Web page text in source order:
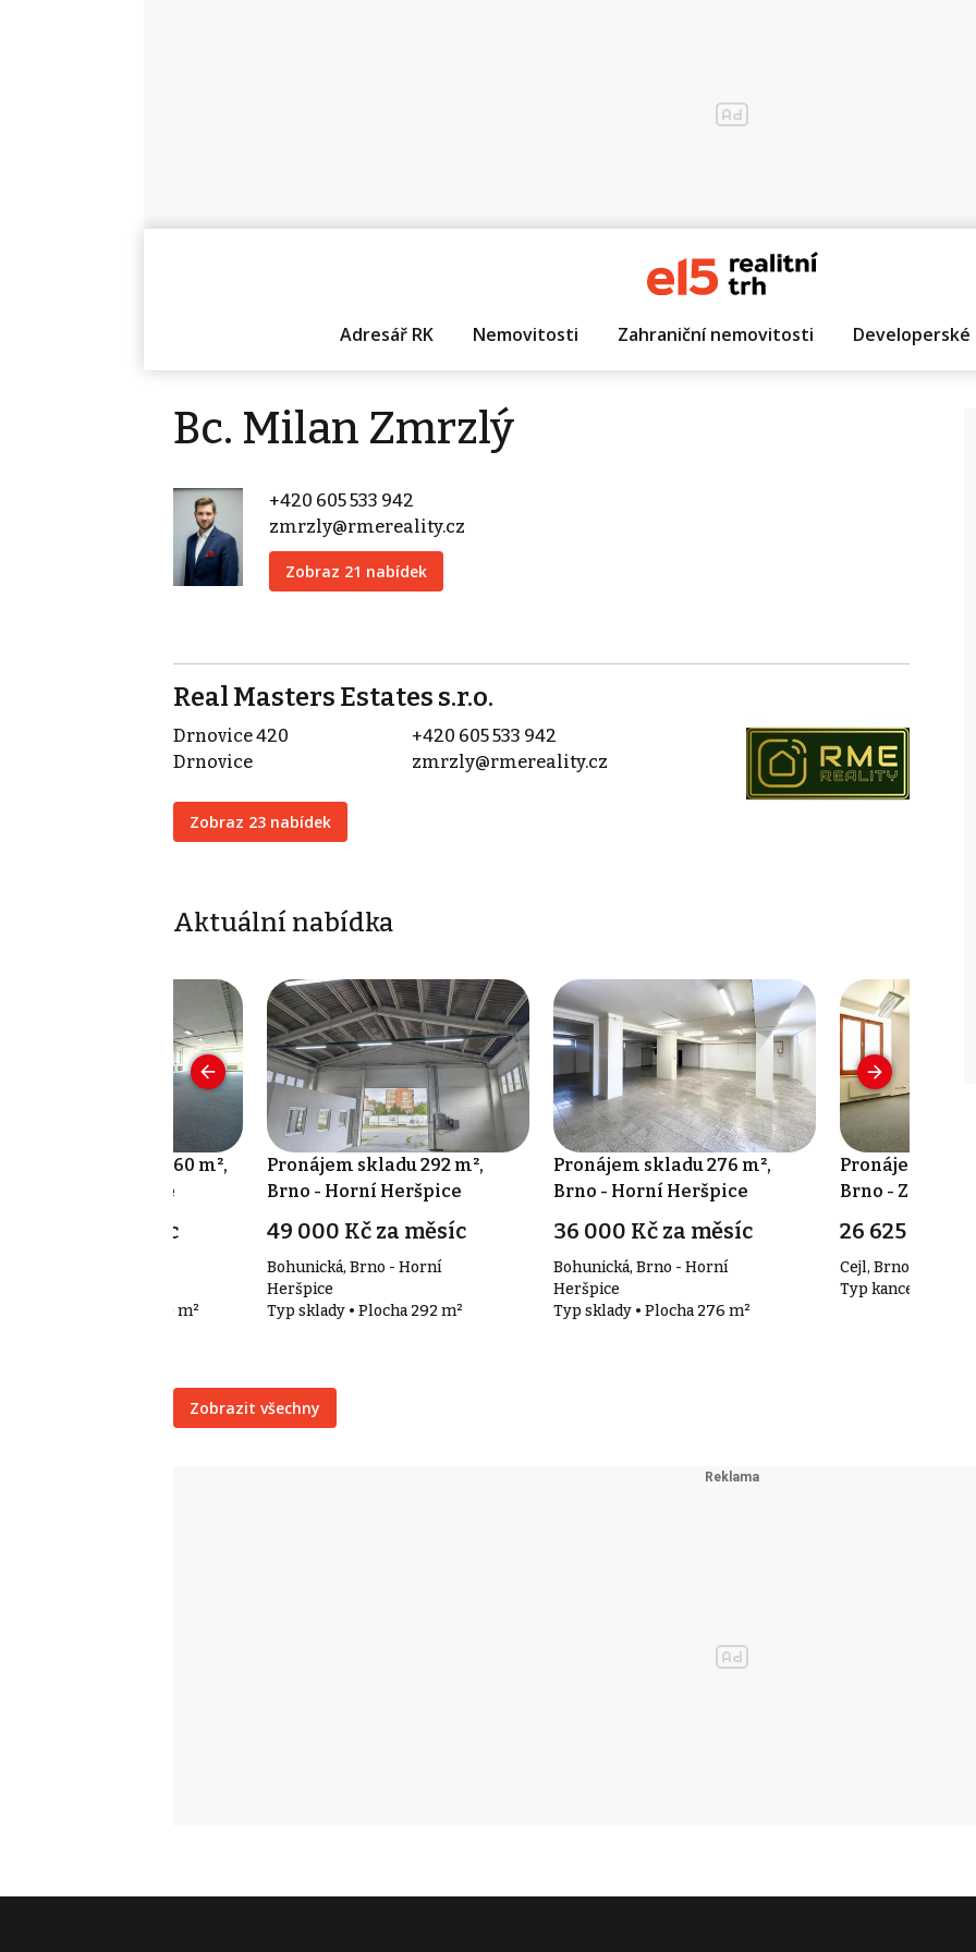
Adresář RK Nemovitosti Zahraniční nemovitosti
Bc. Milan Zmrzlý
+420 605 533 942
zmrzly@rmereality.cz
Zobraz 21 nabídek
Real Masters Estates s.r.o.
Drnovice 420
Drnovice
Zobraz 23 nabídek
+420 605 533 942
zmrzly@rmereality.cz
Aktuální nabídka
kanceláře 160 m²,
- Horní Heršpice
000 Kč za měsíc
kanceláře • Plocha 160 m²
Pronájem skladu 292 m²,
Brno - Horní Heršpice
49 000 Kč za měsíc
Bohunická, Brno - Horní
Heršpice
Typ sklady • Plocha 292 m²
Pronájem skladu 276 m²,
Brno - Horní Heršpice
36 000 Kč za měsíc
Bohunická, Brno - Horní
Heršpice
Typ sklady • Plocha 276 m²
Pronájem
Brno -
26 625 Kč za
Cejl, Brno -
Typ kanceláře •
Zobrazit všechny